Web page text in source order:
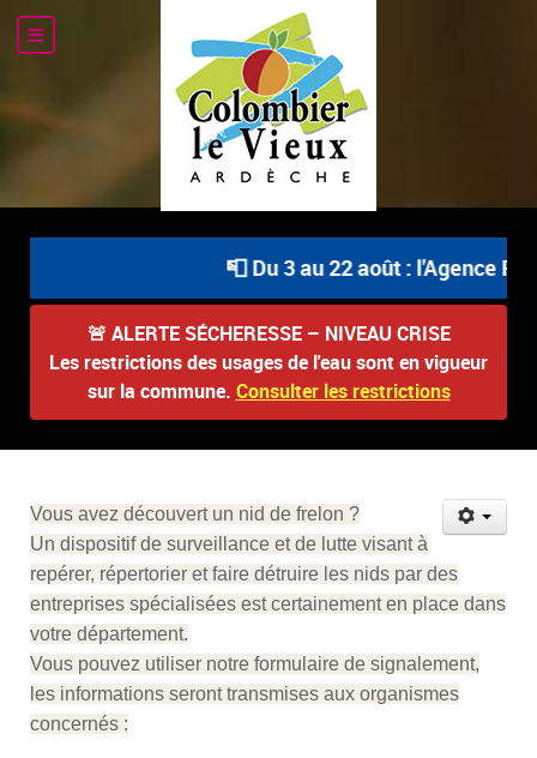
📮 Du 3 au 22 août : l'Agence
🚨 ALERTE SÉCHERESSE – NIVEAU CRISE
Les restrictions des usages de l'eau sont en vigueur
sur la commune. Consulter les restrictions
Vous avez découvert un nid de frelon ?
Un dispositif de surveillance et de lutte visant à
repérer, répertorier et faire détruire les nids par des
entreprises spécialisées est certainement en place dans
votre département.
Vous pouvez utiliser notre formulaire de signalement,
les informations seront transmises aux organismes
concernés :